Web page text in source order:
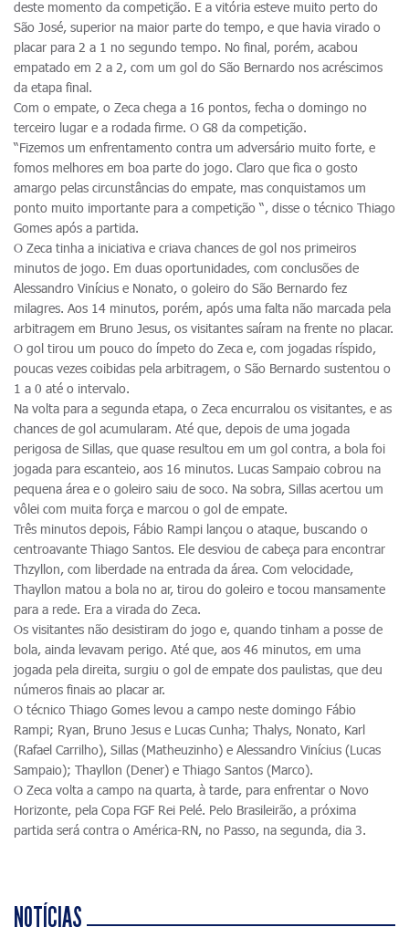
deste momento da competição. E a vitória esteve muito perto do
São José, superior na maior parte do tempo, e que havia virado o
placar para 2 a 1 no segundo tempo. No final, porém, acabou
empatado em 2 a 2, com um gol do São Bernardo nos acréscimos
da etapa final.
Com o empate, o Zeca chega a 16 pontos, fecha o domingo no
terceiro lugar e a rodada firme. O G8 da competição.
“Fizemos um enfrentamento contra um adversário muito forte, e
fomos melhores em boa parte do jogo. Claro que fica o gosto
amargo pelas circunstâncias do empate, mas conquistamos um
ponto muito importante para a competição “, disse o técnico Thiago
Gomes após a partida.
O Zeca tinha a iniciativa e criava chances de gol nos primeiros
minutos de jogo. Em duas oportunidades, com conclusões de
Alessandro Vinícius e Nonato, o goleiro do São Bernardo fez
milagres. Aos 14 minutos, porém, após uma falta não marcada pela
arbitragem em Bruno Jesus, os visitantes saíram na frente no placar.
O gol tirou um pouco do ímpeto do Zeca e, com jogadas ríspido,
poucas vezes coibidas pela arbitragem, o São Bernardo sustentou o
1 a 0 até o intervalo.
Na volta para a segunda etapa, o Zeca encurralou os visitantes, e as
chances de gol acumularam. Até que, depois de uma jogada
perigosa de Sillas, que quase resultou em um gol contra, a bola foi
jogada para escanteio, aos 16 minutos. Lucas Sampaio cobrou na
pequena área e o goleiro saiu de soco. Na sobra, Sillas acertou um
vôlei com muita força e marcou o gol de empate.
Três minutos depois, Fábio Rampi lançou o ataque, buscando o
centroavante Thiago Santos. Ele desviou de cabeça para encontrar
Thzyllon, com liberdade na entrada da área. Com velocidade,
Thayllon matou a bola no ar, tirou do goleiro e tocou mansamente
para a rede. Era a virada do Zeca.
Os visitantes não desistiram do jogo e, quando tinham a posse de
bola, ainda levavam perigo. Até que, aos 46 minutos, em uma
jogada pela direita, surgiu o gol de empate dos paulistas, que deu
números finais ao placar ar.
O técnico Thiago Gomes levou a campo neste domingo Fábio
Rampi; Ryan, Bruno Jesus e Lucas Cunha; Thalys, Nonato, Karl
(Rafael Carrilho), Sillas (Matheuzinho) e Alessandro Vinícius (Lucas
Sampaio); Thayllon (Dener) e Thiago Santos (Marco).
O Zeca volta a campo na quarta, à tarde, para enfrentar o Novo
Horizonte, pela Copa FGF Rei Pelé. Pelo Brasileirão, a próxima
partida será contra o América-RN, no Passo, na segunda, dia 3.
NOTÍCIAS